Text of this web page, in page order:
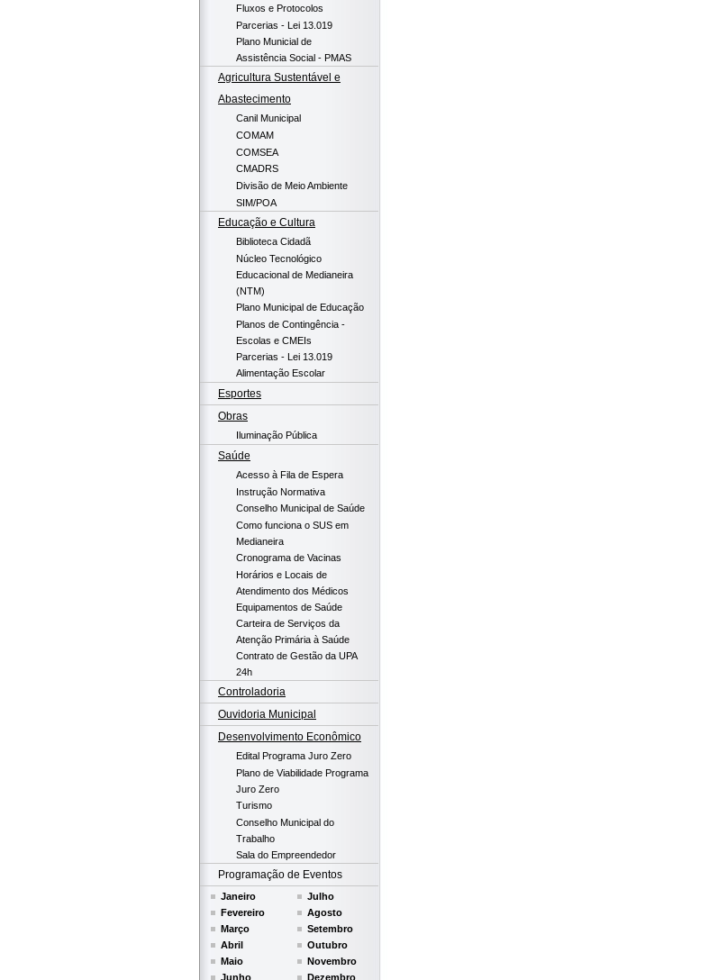
Fluxos e Protocolos
Parcerias - Lei 13.019
Plano Municial de
Assistência Social - PMAS
Agricultura Sustentável e
Abastecimento
Canil Municipal
COMAM
COMSEA
CMADRS
Divisão de Meio Ambiente
SIM/POA
Educação e Cultura
Biblioteca Cidadã
Núcleo Tecnológico
Educacional de Medianeira
(NTM)
Plano Municipal de Educação
Planos de Contingência -
Escolas e CMEIs
Parcerias - Lei 13.019
Alimentação Escolar
Esportes
Obras
Iluminação Pública
Saúde
Acesso à Fila de Espera
Instrução Normativa
Conselho Municipal de Saúde
Como funciona o SUS em
Medianeira
Cronograma de Vacinas
Horários e Locais de
Atendimento dos Médicos
Equipamentos de Saúde
Carteira de Serviços da
Atenção Primária à Saúde
Contrato de Gestão da UPA
24h
Controladoria
Ouvidoria Municipal
Desenvolvimento Econômico
Edital Programa Juro Zero
Plano de Viabilidade Programa
Juro Zero
Turismo
Conselho Municipal do
Trabalho
Sala do Empreendedor
Programação de Eventos
Janeiro
Fevereiro
Março
Abril
Maio
Junho
Julho
Agosto
Setembro
Outubro
Novembro
Dezembro